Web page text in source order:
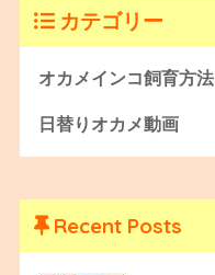
カテゴリー
オカメインコ飼育方法
日替りオカメ動画
Recent Posts